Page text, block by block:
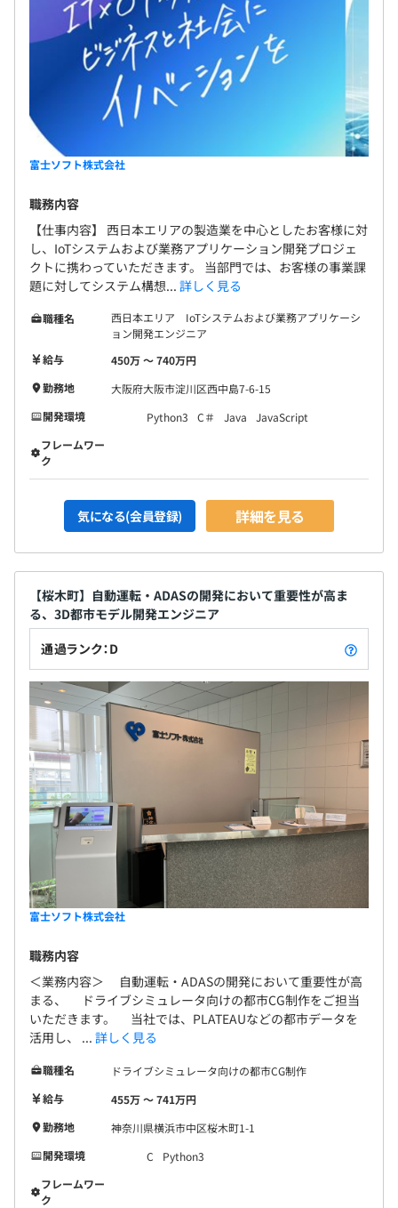
富士ソフト株式会社
職務内容
【仕事内容】 西日本エリアの製造業を中心としたお客様に対
し、IoTシステムおよび業務アプリケーション開発プロジェ
クトに携わっていただきます。 当部門では、お客様の事業課
題に対してシステム構想... 詳しく見る
職種名
西日本エリア IoTシステムおよび業務アプリケーシ
ョン開発エンジニア
給与
450万 〜 740万円
勤務地
大阪府大阪市淀川区西中島7-6-15
開発環境
Python3 C＃ Java
JavaScript
フレームワー
ク
気になる(会員登録) 詳細を見る
【桜木町】自動運転・ADASの開発において重要性が高ま
る、3D都市モデル開発エンジニア
通過ランク：D
富士ソフト株式会社
職務内容
＜業務内容＞ 自動運転・ADASの開発において重要性が高
まる、 ドライブシミュレータ向けの都市CG制作をご担当
いただきます。 当社では、PLATEAUなどの都市データを
活用し、 ... 詳しく見る
職種名
ドライブシミュレータ向けの都市CG制作
給与
455万 〜 741万円
勤務地
神奈川県横浜市中区桜木町1-1
開発環境
C
Python3
フレームワー
ク